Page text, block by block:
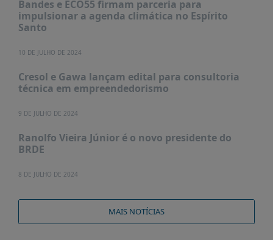
Bandes e ECO55 firmam parceria para
impulsionar a agenda climática no Espírito
Santo
10 DE JULHO DE 2024
Cresol e Gawa lançam edital para consultoria
técnica em empreendedorismo
9 DE JULHO DE 2024
Ranolfo Vieira Júnior é o novo presidente do
BRDE
8 DE JULHO DE 2024
MAIS NOTÍCIAS